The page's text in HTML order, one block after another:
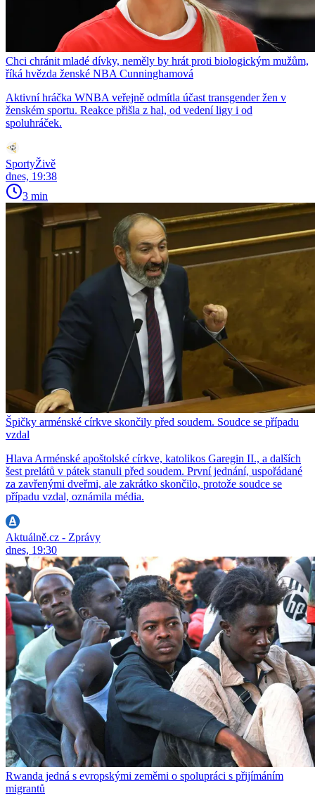
Chci chránit mladé dívky, neměly by hrát proti biologickým mužům,
říká hvězda ženské NBA Cunninghamová
Aktivní hráčka WNBA veřejně odmítla účast transgender žen v
ženském sportu. Reakce přišla z hal, od vedení ligy i od
spoluhráček.
SportyŽivě
dnes, 19:38
3 min
Špičky arménské církve skončily před soudem. Soudce se případu
vzdal
Hlava Arménské apoštolské církve, katolikos Garegin II., a dalších
šest prelátů v pátek stanuli před soudem. První jednání, uspořádané
za zavřenými dveřmi, ale zakrátko skončilo, protože soudce se
případu vzdal, oznámila média.
Aktuálně.cz - Zprávy
dnes, 19:30
Rwanda jedná s evropskými zeměmi o spolupráci s přijímáním
migrantů